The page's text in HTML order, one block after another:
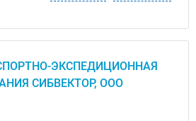
ЭКСПЕДИЦИОННАЯ
СИБВЕКТОР, ООО